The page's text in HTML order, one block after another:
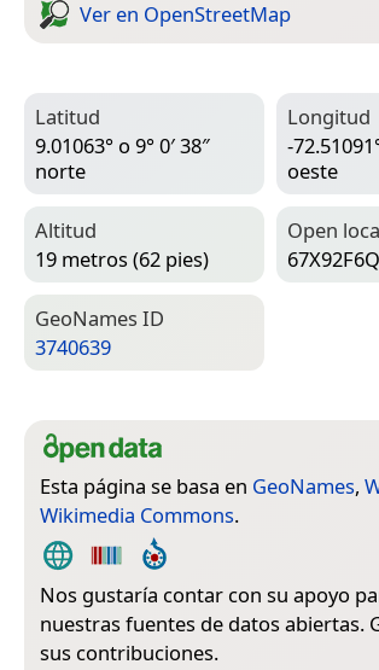
Ver en Open­Street­Map
Latitud
9.01063° o 9° 0′ 38″
norte
Longitud
-
oeste
Altitud
19 metros (62 pies)
Open
Geo­Names ID
3740639
Esta página se basa en GeoNames,
Wikimedia Commons.
Nos gustaría contar con su apoyo
nuestras fuentes de datos abiertas.
sus contribuciones.